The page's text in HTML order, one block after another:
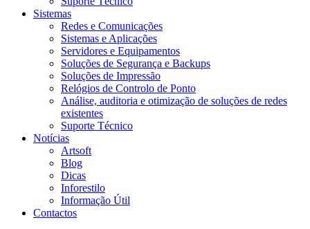
Sistemas
Redes e Comunicações
Sistemas e Aplicações
Servidores e Equipamentos
Soluções de Segurança e Backups
Soluções de Impressão
Relógios de Controlo de Ponto
Análise, auditoria e otimização de soluções de redes
existentes
Suporte Técnico
Notícias
Artsoft
Blog
Dicas
Inforestilo
Informação Útil
Contactos